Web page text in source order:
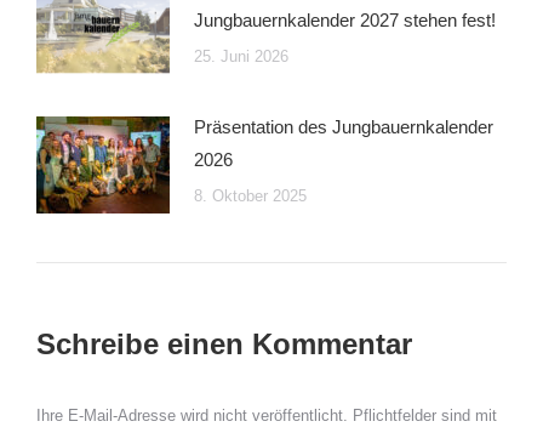
Jungbauernkalender 2027 stehen fest!
25. Juni 2026
Präsentation des Jungbauernkalender
2026
8. Oktober 2025
Schreibe einen Kommentar
Ihre E-Mail-Adresse wird nicht veröffentlicht. Pflichtfelder sind mit